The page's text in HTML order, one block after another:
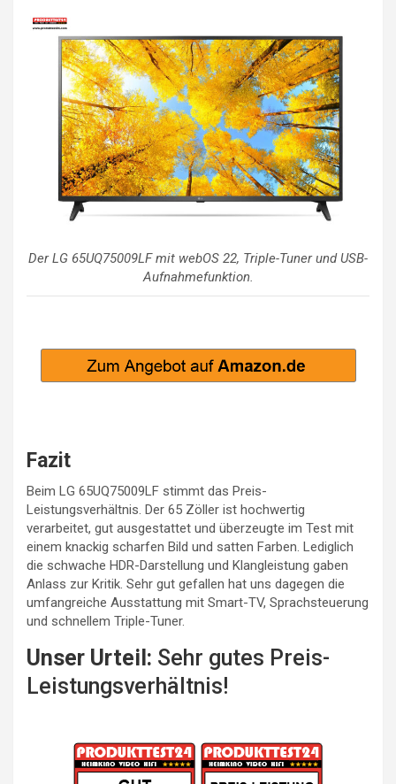
Der LG 65UQ75009LF mit webOS 22, Triple-Tuner und USB-
Aufnahmefunktion.
Fazit
Beim LG 65UQ75009LF stimmt das Preis-
Leistungsverhältnis. Der 65 Zöller ist hochwertig
verarbeitet, gut ausgestattet und überzeugte im Test mit
einem knackig scharfen Bild und satten Farben. Lediglich
die schwache HDR-Darstellung und Klangleistung gaben
Anlass zur Kritik. Sehr gut gefallen hat uns dagegen die
umfangreiche Ausstattung mit Smart-TV, Sprachsteuerung
und schnellem Triple-Tuner.
Unser Urteil: Sehr gutes Preis-
Leistungsverhältnis!